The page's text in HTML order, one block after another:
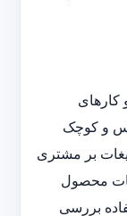
و کوچک
بر مشتری
محصول
بررسی